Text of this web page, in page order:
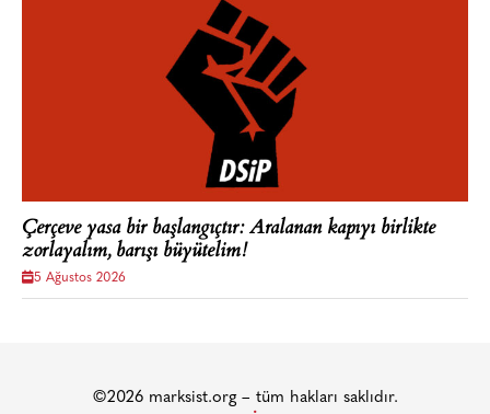
Çerçeve yasa bir başlangıçtır: Aralanan kapıyı birlikte
zorlayalım, barışı büyütelim!
5 Ağustos 2026
©2026 marksist.org – tüm hakları saklıdır.